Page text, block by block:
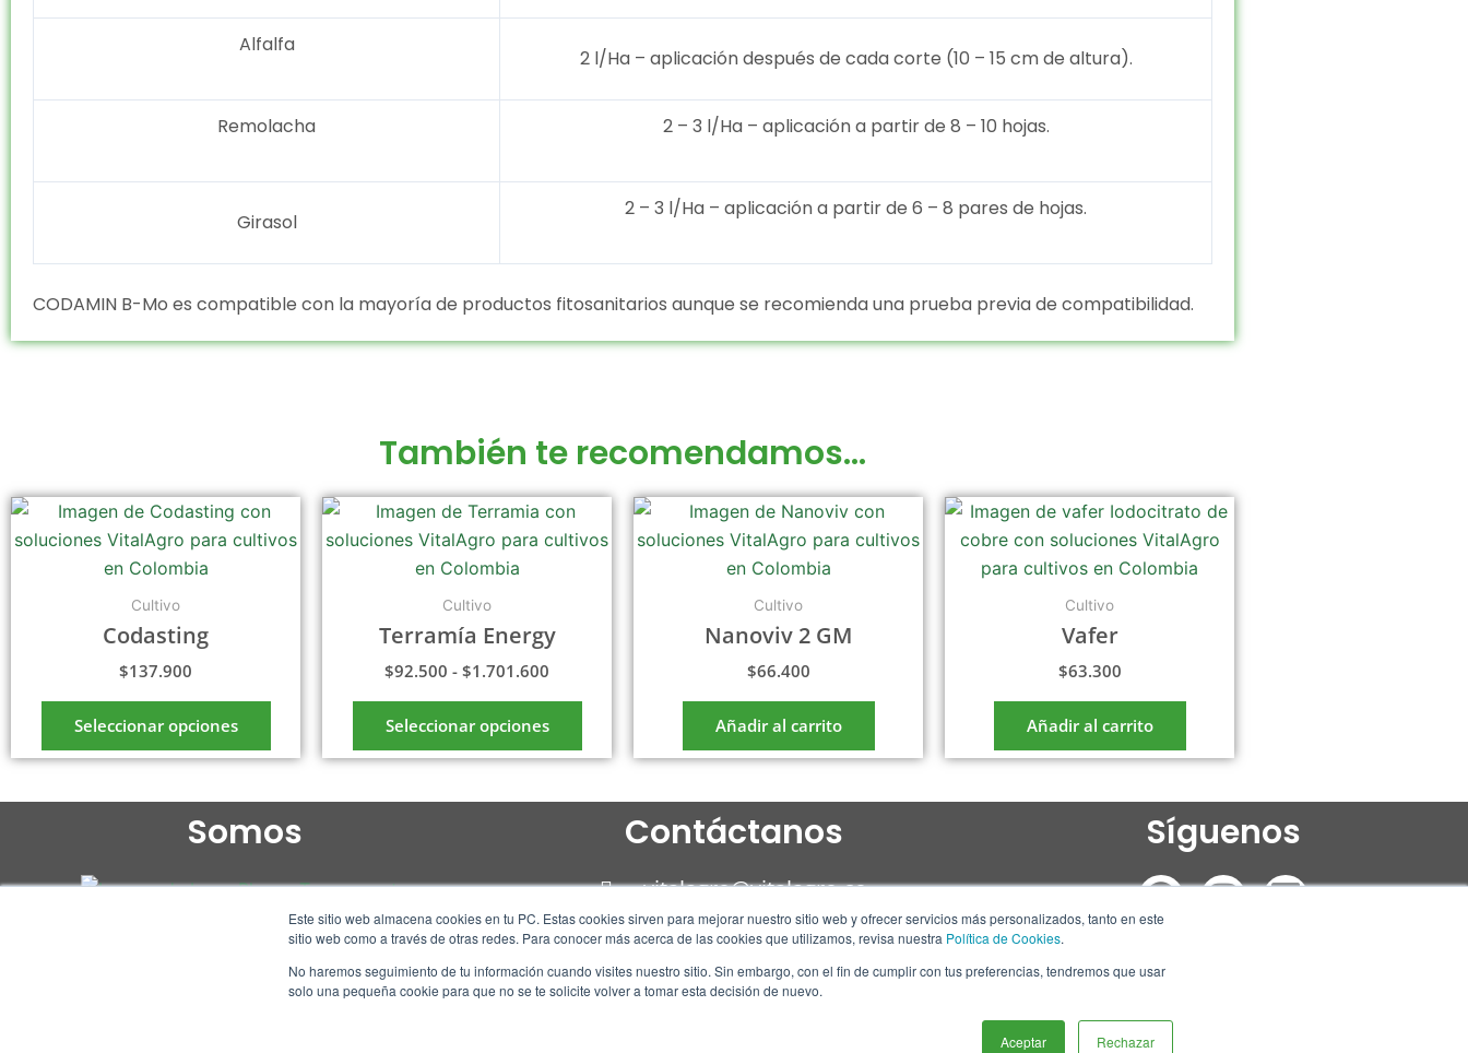
Este sitio web almacena cookies en tu PC. Estas cookies sirven para mejorar nuestro sitio web y ofrecer servicios más personalizados, tanto en este
sitio web como a través de otras redes. Para conocer más acerca de las cookies que utilizamos, revisa nuestra Política de Cookies.
No haremos seguimiento de tu información cuando visites nuestro sitio. Sin embargo, con el fin de cumplir con tus preferencias, tendremos que usar
solo una pequeña cookie para que no se te solicite volver a tomar esta decisión de nuevo.
Aceptar Rechazar
Alfalfa
2 l/Ha – aplicación después de cada corte (10 – 15 cm de altura).
Remolacha 2 – 3 l/Ha – aplicación a partir de 8 – 10 hojas.
Girasol
2 – 3 l/Ha – aplicación a partir de 6 – 8 pares de hojas.
CODAMIN B-Mo es compatible con la mayoría de productos fitosanitarios aunque se recomienda una prueba previa de compatibilidad.
También te recomendamos...
Cultivo
Codasting
$137.900
Seleccionar opciones
Este
producto
se
elegir
la
página
de
Cultivo
Terramía Energy
$92.500 - $1.701.600
Rango
de
precios:
$1.701.600
Seleccionar opciones
producto
se
elegir
página
de
Cultivo
Nanoviv 2 GM
$66.400
Añadir al carrito
Cultivo
Vafer
$63.300
Añadir al carrito
Somos Contáctanos
vitalagro@vitalagro.co
310 305 11 23
310 305 11 23
Síguenos
F
a
e
b
I
L